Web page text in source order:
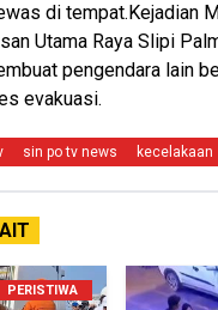
di tempat.Kejadian
Utama Raya Slipi
pengendara lain
evakuasi.
sin po tv news kecelakaan
PERISTIWA